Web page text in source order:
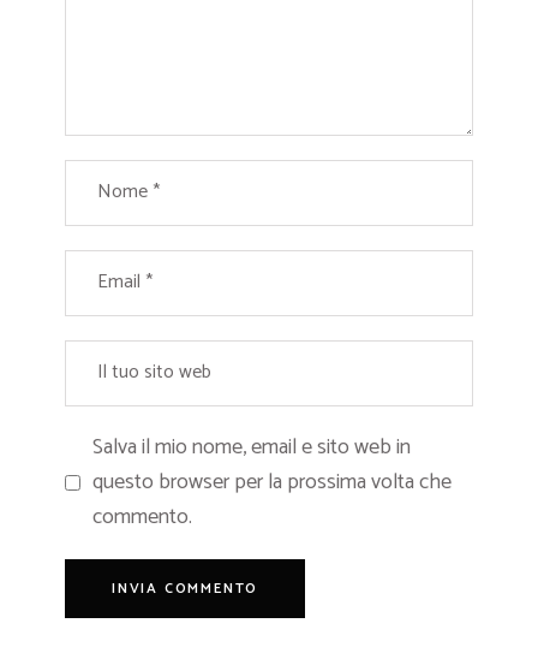
Salva il mio nome, email e sito web in
questo browser per la prossima volta che
commento.